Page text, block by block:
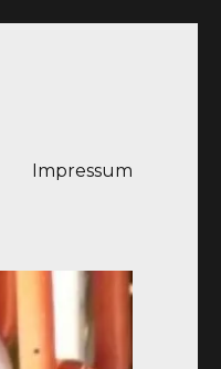
Impressum